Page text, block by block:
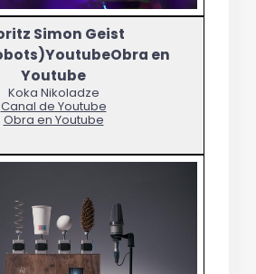
Koka Nikoladze
Canal de Youtube
Obra en Youtube